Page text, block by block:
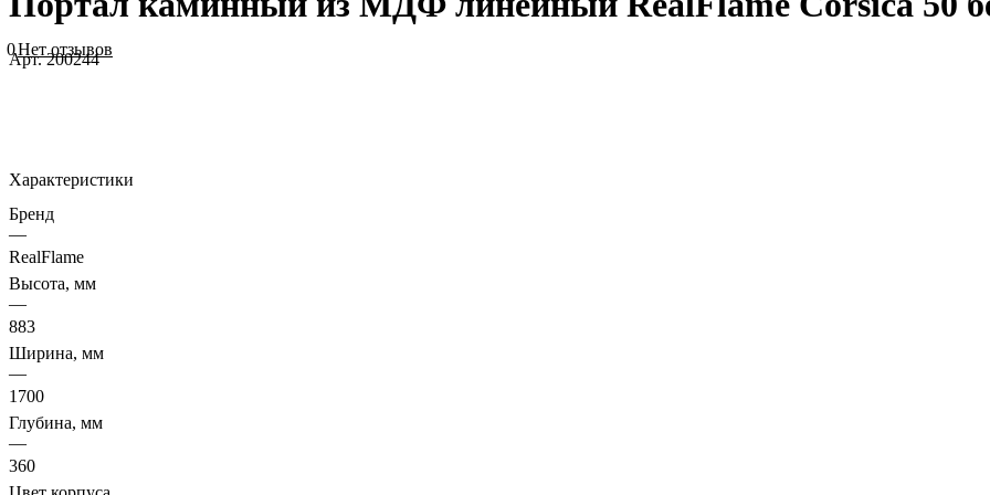
0Нет отзывов
Арт.200244
Характеристики
Бренд
—
RealFlame
Высота, мм
—
883
Ширина, мм
—
1700
Глубина, мм
—
360